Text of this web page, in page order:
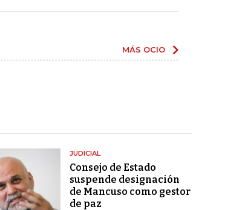
MÁS OCIO
JUDICIAL
Consejo de Estado
suspende designación
de Mancuso como gestor
de paz